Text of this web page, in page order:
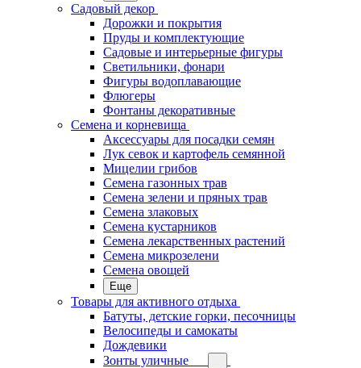
Садовый декор
Дорожки и покрытия
Пруды и комплектующие
Садовые и интерьерные фигуры
Светильники, фонари
Фигуры водоплавающие
Флюгеры
Фонтаны декоративные
Семена и корневища
Аксессуары для посадки семян
Лук севок и картофель семянной
Мицелии грибов
Семена газонных трав
Семена зелени и пряных трав
Семена злаковых
Семена кустарников
Семена лекарственных растений
Семена микрозелени
Семена овощей
Еще
Товары для активного отдыха
Батуты, детские горки, песочницы
Велосипеды и самокаты
Дождевики
Зонты уличные